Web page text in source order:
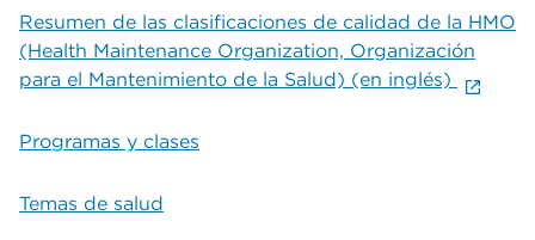
Resumen de las clasificaciones de calidad de la HMO
(Health Maintenance Organization, Organización
para el Mantenimiento de la Salud) (en inglés)
Programas y clases
Temas de salud